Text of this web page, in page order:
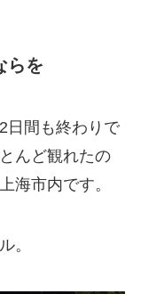
らを
日間も終わりで
んど観れたの
海市内です。
。